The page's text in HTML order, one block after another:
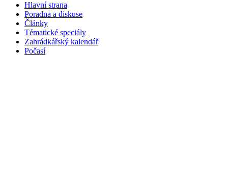
Hlavní strana
Poradna a diskuse
Články
Tématické speciály
Zahrádkářský kalendář
Počasí